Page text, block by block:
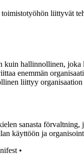
liittyvät
hallinnollinen,
enemmän
liittyy
sanasta förvaltning,
käyttöön ja
•